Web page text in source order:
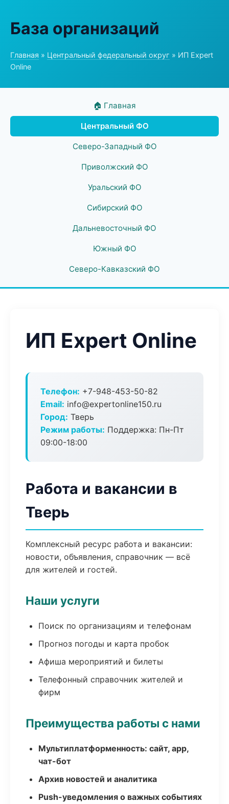
База организаций
Главная » Центральный федеральный округ » ИП Expert
Online
🏠 Главная
Центральный ФО
Северо-Западный ФО
Приволжский ФО
Уральский ФО
Сибирский ФО
Дальневосточный ФО
Южный ФО
Северо-Кавказский ФО
ИП Expert Online
Телефон: +7-948-453-50-82
Email: info@expertonline150.ru
Город: Тверь
Режим работы: Поддержка: Пн-Пт
09:00-18:00
Работа и вакансии в
Тверь
Комплексный ресурс работа и вакансии:
новости, объявления, справочник — всё
для жителей и гостей.
Наши услуги
Поиск по организациям и телефонам
Прогноз погоды и карта пробок
Афиша мероприятий и билеты
Телефонный справочник жителей и
фирм
Преимущества работы с нами
Мультиплатформенность: сайт, app,
чат-бот
Архив новостей и аналитика
Push-уведомления о важных событиях